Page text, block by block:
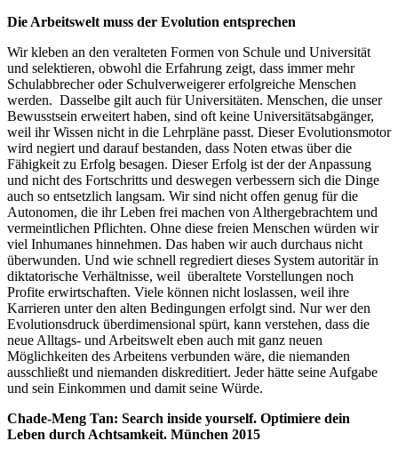
Die Arbeitswelt muss der Evolution entsprechen
Wir kleben an den veralteten Formen von Schule und Universität
und selektieren, obwohl die Erfahrung zeigt, dass immer mehr
Schulabbrecher oder Schulverweigerer erfolgreiche Menschen
werden. Dasselbe gilt auch für Universitäten. Menschen, die unser
Bewusstsein erweitert haben, sind oft keine Universitätsabgänger,
weil ihr Wissen nicht in die Lehrpläne passt. Dieser Evolutionsmotor
wird negiert und darauf bestanden, dass Noten etwas über die
Fähigkeit zu Erfolg besagen. Dieser Erfolg ist der der Anpassung
und nicht des Fortschritts und deswegen verbessern sich die Dinge
auch so entsetzlich langsam. Wir sind nicht offen genug für die
Autonomen, die ihr Leben frei machen von Althergebrachtem und
vermeintlichen Pflichten. Ohne diese freien Menschen würden wir
viel Inhumanes hinnehmen. Das haben wir auch durchaus nicht
überwunden. Und wie schnell regrediert dieses System autoritär in
diktatorische Verhältnisse, weil überaltete Vorstellungen noch
Profite erwirtschaften. Viele können nicht loslassen, weil ihre
Karrieren unter den alten Bedingungen erfolgt sind. Nur wer den
Evolutionsdruck überdimensional spürt, kann verstehen, dass die
neue Alltags- und Arbeitswelt eben auch mit ganz neuen
Möglichkeiten des Arbeitens verbunden wäre, die niemanden
ausschließt und niemanden diskreditiert. Jeder hätte seine Aufgabe
und sein Einkommen und damit seine Würde.
Chade-Meng Tan: Search inside yourself. Optimiere dein
Leben durch Achtsamkeit. München 2015